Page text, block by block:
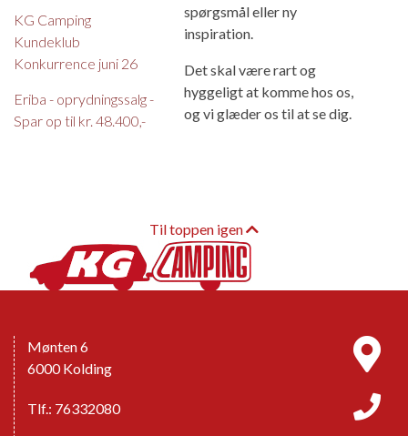
KG Camping
Kundeklub
Konkurrence juni 26
Eriba - oprydningssalg -
Spar op til kr. 48.400,-
spørgsmål eller ny
inspiration.
Det skal være rart og
hyggeligt at komme hos os,
og vi glæder os til at se dig.
Til toppen igen
Mønten 6
6000 Kolding
Tlf.: 76332080